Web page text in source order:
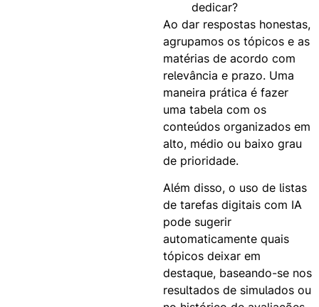
dedicar?
Ao dar respostas honestas,
agrupamos os tópicos e as
matérias de acordo com
relevância e prazo. Uma
maneira prática é fazer
uma tabela com os
conteúdos organizados em
alto, médio ou baixo grau
de prioridade.
Além disso, o uso de listas
de tarefas digitais com IA
pode sugerir
automaticamente quais
tópicos deixar em
destaque, baseando-se nos
resultados de simulados ou